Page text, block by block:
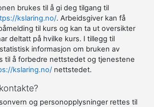
brukes til å gi deg tilgang til
kslaring.no/. Arbeidsgiver kan få
til kurs og kan ta ut oversikter
deltatt på hvilke kurs. I tillegg til
informasjon om bruken av
til å forbedre nettstedet og tjenestene
kslaring.no/ nettstedet.
og personopplysninger rettes til